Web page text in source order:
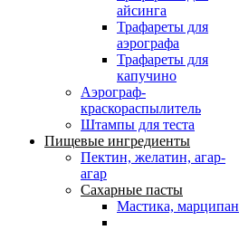
айсинга
Трафареты для
аэрографа
Трафареты для
капучино
Аэрограф-
краскораспылитель
Штампы для теста
Пищевые ингредиенты
Пектин, желатин, агар-
агар
Сахарные пасты
Мастика, марципан